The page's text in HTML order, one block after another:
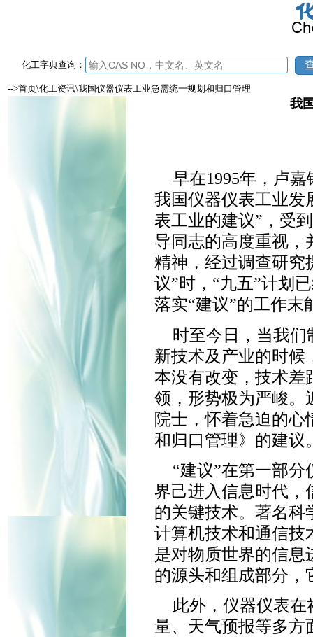
化工字典查询：
-->首页\化工资讯\我国仪器仪表工业急需统一规划和归口管理
我
早在1995年，卢
我国仪器仪表工业发
表工业的建议”，受
导同志的高度重视，
精神，经过调查研究
议”时，“九五”计划
落实“建议”的工作末
时至今日，当我们
新技术及产业的时候
本没有改变，技术差
领，形势极为严峻。
院士，怀着急迫的心
和归口管理》的建议
“建议”在第一部
界己进入信息时代，
的关键技术。著名科
计算机技术和通信技
是对物质世界的信息
的源头和组成部分，
此外，仪器仪表
量、天气预报等多方